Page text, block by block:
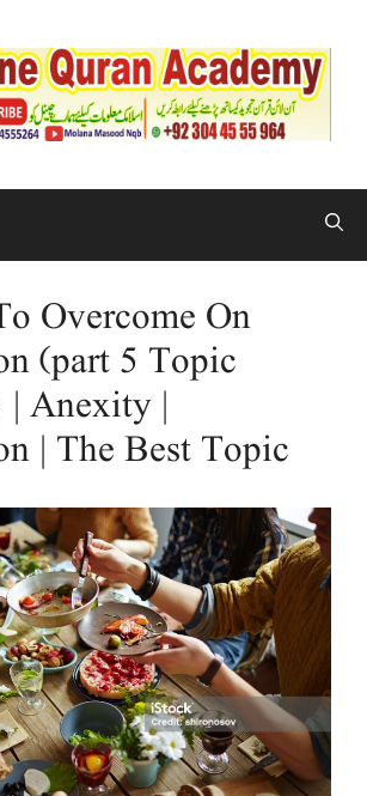
(part 5 Topic
| Anexity |
| The Best Topic